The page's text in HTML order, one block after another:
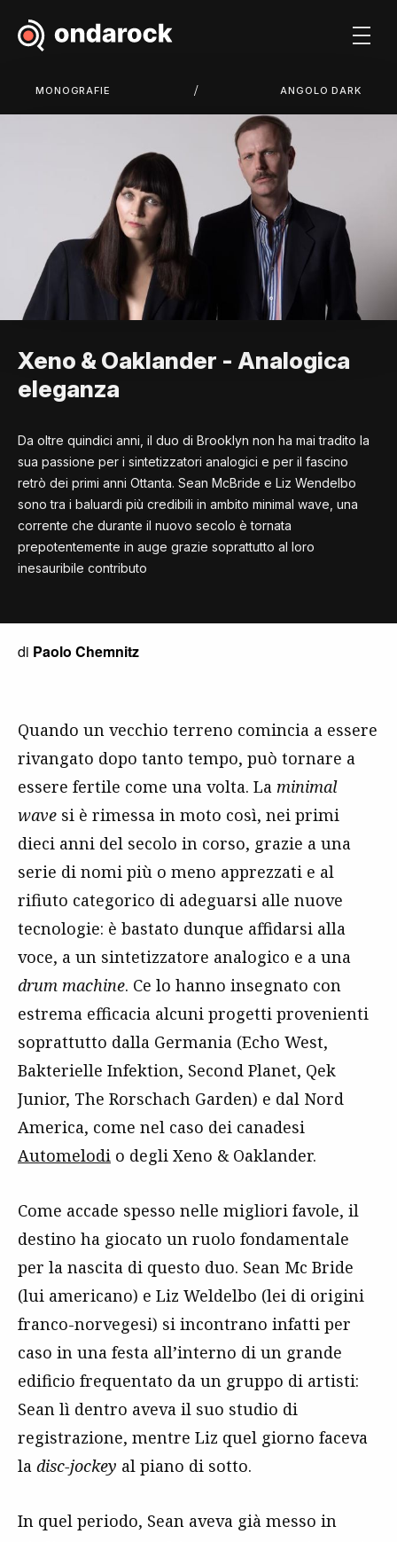
MONOGRAFIE / ANGOLO DARK
Xeno & Oaklander - Analogica
eleganza
Da oltre quindici anni, il duo di Brooklyn non ha mai tradito la
sua passione per i sintetizzatori analogici e per il fascino
retrò dei primi anni Ottanta. Sean McBride e Liz Wendelbo
sono tra i baluardi più credibili in ambito minimal wave, una
corrente che durante il nuovo secolo è tornata
prepotentemente in auge grazie soprattutto al loro
inesauribile contributo
di Paolo Chemnitz
Quando un vecchio terreno comincia a essere
rivangato dopo tanto tempo, può tornare a
essere fertile come una volta. La minimal
wave si è rimessa in moto così, nei primi
dieci anni del secolo in corso, grazie a una
serie di nomi più o meno apprezzati e al
rifiuto categorico di adeguarsi alle nuove
tecnologie: è bastato dunque affidarsi alla
voce, a un sintetizzatore analogico e a una
drum machine. Ce lo hanno insegnato con
estrema efficacia alcuni progetti provenienti
soprattutto dalla Germania (Echo West,
Bakterielle Infektion, Second Planet, Qek
Junior, The Rorschach Garden) e dal Nord
America, come nel caso dei canadesi
Automelodi o degli Xeno & Oaklander.
Come accade spesso nelle migliori favole, il
destino ha giocato un ruolo fondamentale
per la nascita di questo duo. Sean Mc Bride
(lui americano) e Liz Weldelbo (lei di origini
franco-norvegesi) si incontrano infatti per
caso in una festa all’interno di un grande
edificio frequentato da un gruppo di artisti:
Sean lì dentro aveva il suo studio di
registrazione, mentre Liz quel giorno faceva
la disc-jockey al piano di sotto.
In quel periodo, Sean aveva già messo in